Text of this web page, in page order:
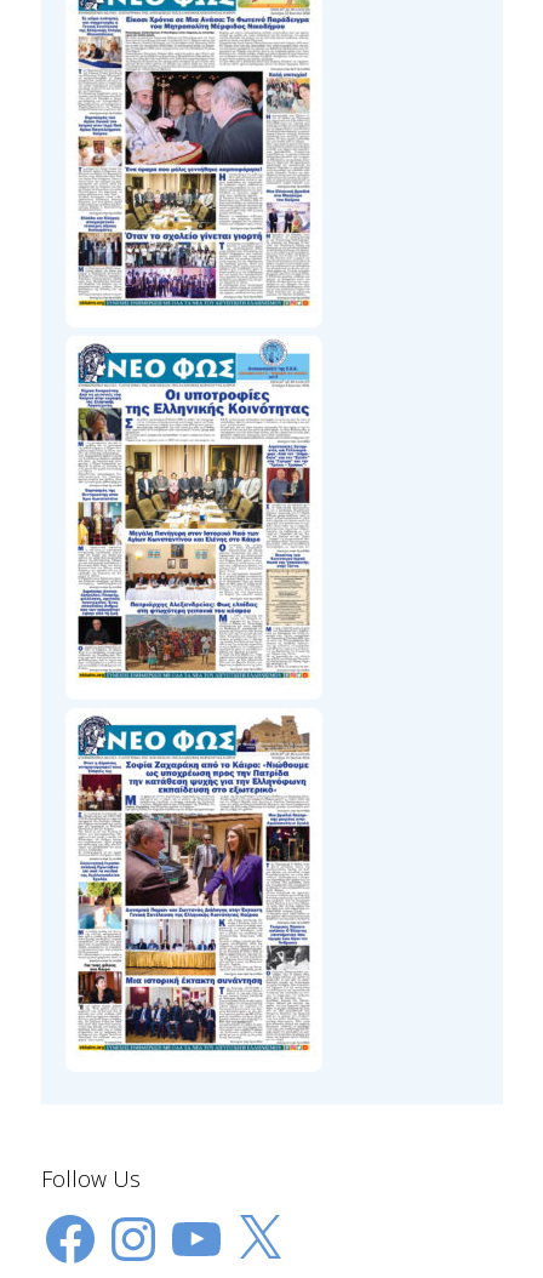
Follow Us
FacebookInstagramYouTube
X